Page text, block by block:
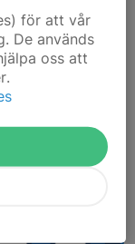
för att vår
De används
oss att